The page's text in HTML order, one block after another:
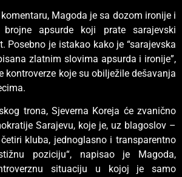
Magoda je sa dozom ironije i
apsurde koji prate sarajevski
Posebno je istakao kako je “sarajevska
zlatnim slovima apsurda i ironije”,
kontroverze koje su obilježile dešavanja
trona, Sjeverna Koreja će zvanično
Sarajevu, koje je, uz blagoslov –
kluba, jednoglasno i transparentno
poziciju“, napisao je Magoda,
situaciju u kojoj je samo